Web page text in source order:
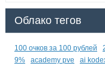
Облако тегов
100 очков за 100 рублей
9%
academy pve ai